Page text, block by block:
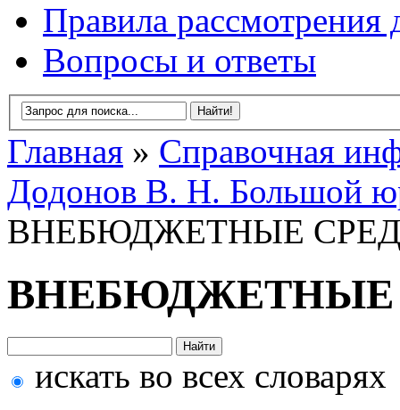
Правила рассмотрения
Вопросы и ответы
Главная » Справочная
Додонов В. Н. Большой
ВНЕБЮДЖЕТНЫЕ
ВНЕБЮДЖЕТНЫЕ
искать во всех словарях